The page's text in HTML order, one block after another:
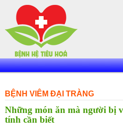
content
BỆNH VIÊM ĐẠI TRÀNG
Những món ăn mà người bị
tính cần biết